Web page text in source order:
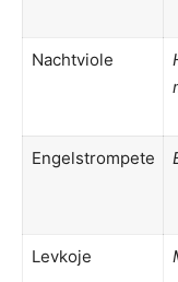
Nachtviole
Engelstrompete
Levkoje